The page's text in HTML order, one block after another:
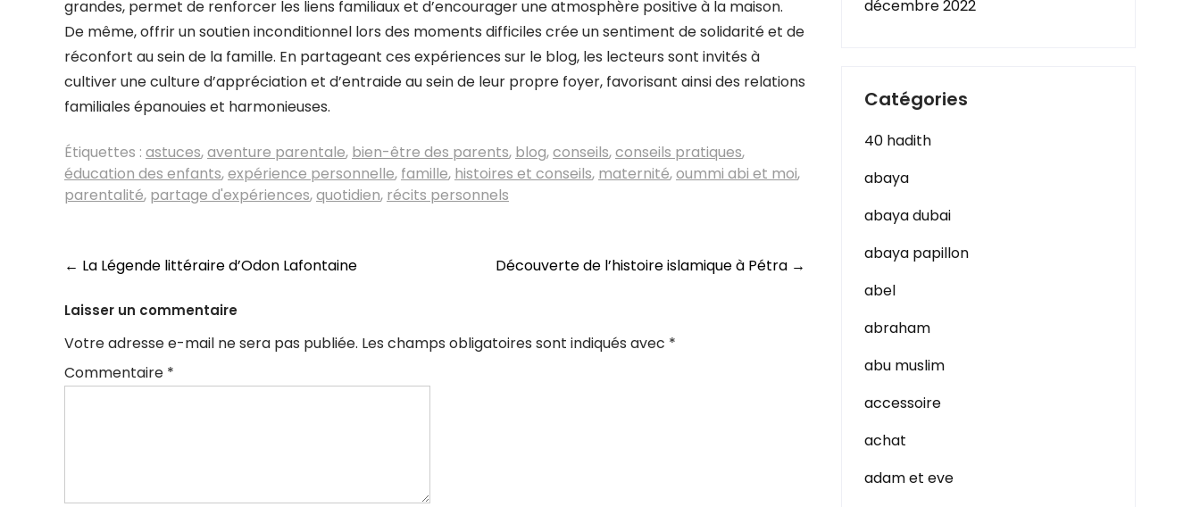
grandes, permet de renforcer les liens familiaux et d’encourager une atmosphère positive à la maison.
De même, offrir un soutien inconditionnel lors des moments difficiles crée un sentiment de solidarité et de
réconfort au sein de la famille. En partageant ces expériences sur le blog, les lecteurs sont invités à
cultiver une culture d’appréciation et d’entraide au sein de leur propre foyer, favorisant ainsi des relations
familiales épanouies et harmonieuses.
Étiquettes : astuces,aventure parentale, bien-être des parents, blog,conseils,conseils pratiques,
éducation des enfants,expérience personnelle, famille, histoires et conseils, maternité,oummi abi et moi,
parentalité, partage d'expériences,quotidien, récits personnels
Navigation
des
articles
← La Légende littéraire d’Odon Lafontaine Découverte de l’histoire islamique à Pétra →
Laisser un commentaire
Votre adresse e-mail ne sera pas publiée. Les champs obligatoires sont indiqués avec *
Commentaire *
décembre 2022
Catégories
40 hadith
abaya
abaya dubai
abaya papillon
abel
abraham
abu muslim
accessoire
achat
adam et eve